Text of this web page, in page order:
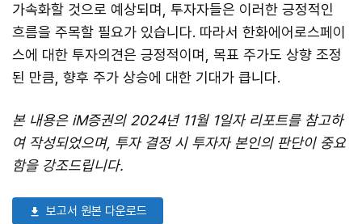
가속화할 것으로 예상되며, 투자자들은 이러한 긍정적인
흐름을 주목할 필요가 있습니다. 따라서 한화에어로스페이
스에 대한 투자의견은 긍정적이며, 목표 주가도 상향 조정
된 만큼, 향후 주가 상승에 대한 기대가 큽니다.
본 내용은 iM증권의 2024년 11월 1일자 리포트를 참고하
여 작성되었으며, 투자 결정 시 투자자 본인의 판단이 중요
함을 강조드립니다.
보고서 원본 다운로드